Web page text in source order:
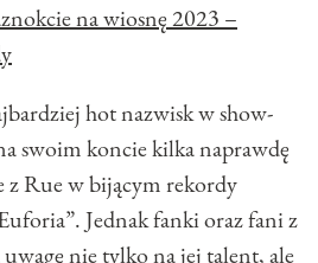
na wiosnę 2023 –
hot nazwisk w show-
swoim koncie kilka naprawdę
z Rue w bijącym rekordy
Jednak fanki oraz fani z
uwagę nie tylko na jej talent, ale